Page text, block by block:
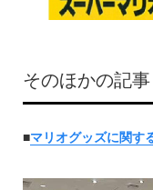
そのほかの記事
■マリオグッズに関す